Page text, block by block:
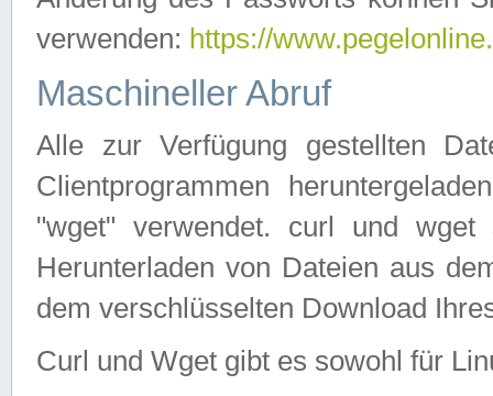
verwenden: https://
Maschineller Abruf
Alle zur Verfügung gestellten
Clientprogrammen
"wget" verwendet. curl und wget
Herunterladen von Dateien aus
dem verschlüsselten Download
Curl und Wget gibt es sowohl für